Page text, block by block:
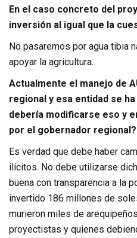
En el caso concreto del
inversión al igual que la
No pasaremos por agua tibia
apoyar la agricultura.
Actualmente el manejo de
regional y esa entidad se
debería modificarse eso y
por el gobernador regional?
Es verdad que debe haber
ilícitos. No debe utilizarse
buena con transparencia a la
invertido 186 millones de
murieron miles de
proyectistas y quienes